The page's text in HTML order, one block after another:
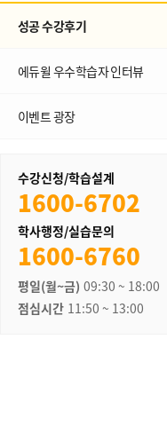
성공 수강후기
에듀윌 우수학습자 인터뷰
이벤트 광장
수강신청/학습설계
1600-6702
학사행정/실습문의
1600-6760
평일(월~금) 09:30 ~ 18:00
점심시간 11:50 ~ 13:00